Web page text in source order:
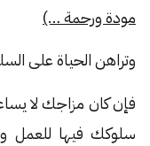
مودة ورحمة …)
وتراهن الحياة على
فإن كان مزاجك لا
سلوكك فيها للعمل